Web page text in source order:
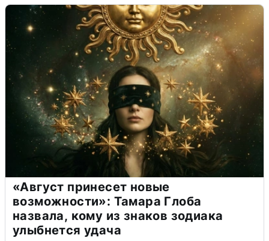
«Август принесет новые
возможности»: Тамара Глоба
назвала, кому из знаков зодиака
улыбнется удача